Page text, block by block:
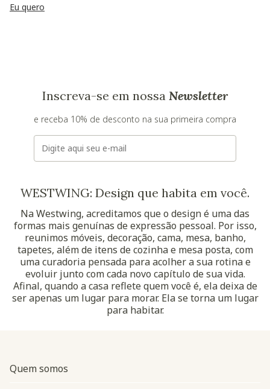
Eu quero
Inscreva-se em nossa Newsletter
e receba 10% de desconto na sua primeira compra
E-mail
WESTWING: Design que habita em você.
Na Westwing, acreditamos que o design é uma das
formas mais genuínas de expressão pessoal. Por isso,
reunimos móveis, decoração, cama, mesa, banho,
tapetes, além de itens de cozinha e mesa posta, com
uma curadoria pensada para acolher a sua rotina e
evoluir junto com cada novo capítulo de sua vida.
Afinal, quando a casa reflete quem você é, ela deixa de
ser apenas um lugar para morar. Ela se torna um lugar
para habitar.
Quem somos